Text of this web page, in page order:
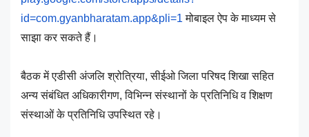
id=com.gyanbharatam.app&pli=1मोबाइल ऐप के माध्यम से
साझा कर सकते हैं।
बैठक में एडीसी अंजलि श्रोत्रिया, सीईओ जिला परिषद शिखा सहित
अन्य संबंधित अधिकारीगण, विभिन्न संस्थानों के प्रतिनिधि व शिक्षण
संस्थाओं के प्रतिनिधि उपस्थित रहे।